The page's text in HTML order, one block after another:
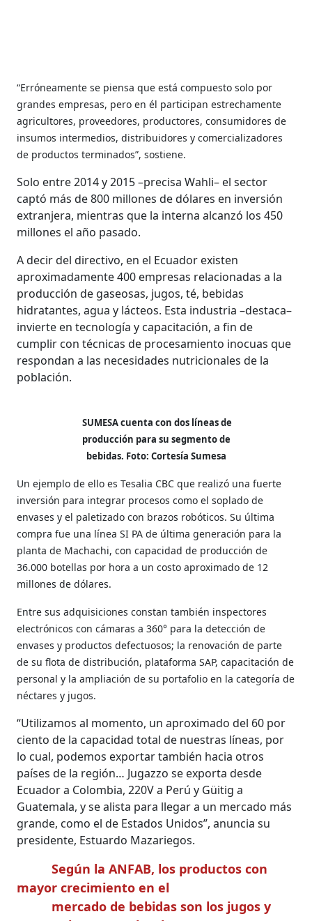
“Erróneamente se piensa que está compuesto solo por
grandes empresas, pero en él participan estrechamente
agricultores, proveedores, productores, consumidores de
insumos intermedios, distribuidores y comercializadores
de productos terminados”, sostiene.
Solo entre 2014 y 2015 –precisa Wahli– el sector
captó más de 800 millones de dólares en inversión
extranjera, mientras que la interna alcanzó los 450
millones el año pasado.
A decir del directivo, en el Ecuador existen
aproximadamente 400 empresas relacionadas a la
producción de gaseosas, jugos, té, bebidas
hidratantes, agua y lácteos. Esta industria –destaca–
invierte en tecnología y capacitación, a fin de
cumplir con técnicas de procesamiento inocuas que
respondan a las necesidades nutricionales de la
población.
SUMESA cuenta con dos líneas de
producción para su segmento de
bebidas. Foto: Cortesía Sumesa
Un ejemplo de ello es Tesalia CBC que realizó una fuerte
inversión para integrar procesos como el soplado de
envases y el paletizado con brazos robóticos. Su última
compra fue una línea SI PA de última generación para la
planta de Machachi, con capacidad de producción de
36.000 botellas por hora a un costo aproximado de 12
millones de dólares.
Entre sus adquisiciones constan también inspectores
electrónicos con cámaras a 360° para la detección de
envases y productos defectuosos; la renovación de parte
de su flota de distribución, plataforma SAP, capacitación de
personal y la ampliación de su portafolio en la categoría de
néctares y jugos.
“Utilizamos al momento, un aproximado del 60 por
ciento de la capacidad total de nuestras líneas, por
lo cual, podemos exportar también hacia otros
países de la región… Jugazzo se exporta desde
Ecuador a Colombia, 220V a Perú y Güitig a
Guatemala, y se alista para llegar a un mercado más
grande, como el de Estados Unidos”, anuncia su
presidente, Estuardo Mazariegos.
Según la ANFAB, los productos con
mayor crecimiento en el
mercado de bebidas son los jugos y